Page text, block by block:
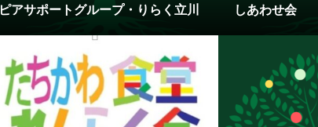
ピアサポートグループ・りらく立川 しあわせ会